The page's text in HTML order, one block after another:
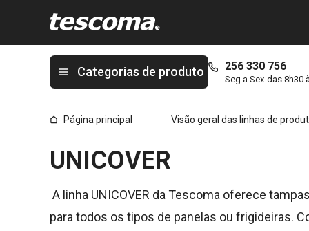
Categorias de produto 256 330 756
Seg a Sex das 8h30
Página principal Visão geral das linhas de
UNICOVER
A linha UNICOVER da Tescoma oferece
para todos os tipos de panelas ou frigideiras.